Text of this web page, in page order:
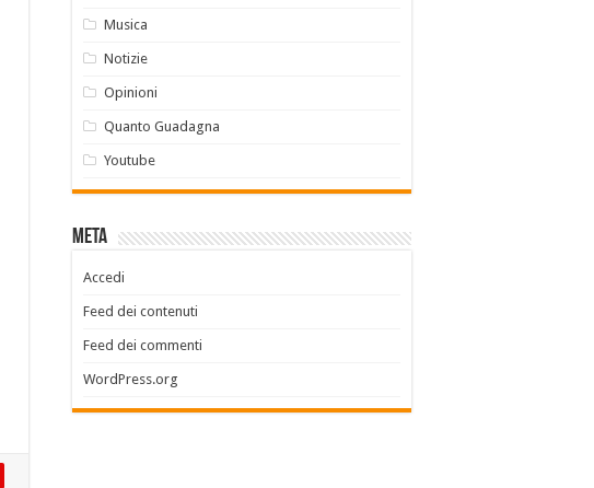
Musica
Notizie
Opinioni
Quanto Guadagna
Youtube
Meta
Accedi
Feed dei contenuti
Feed dei commenti
WordPress.org